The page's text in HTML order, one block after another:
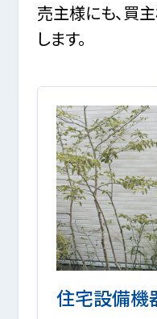
売主様にも、買
します。
住宅設備機